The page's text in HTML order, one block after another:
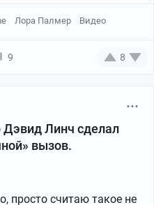
Лора Палмер Видео
9 8
Линч сделал
вызов.
просто считаю такое не